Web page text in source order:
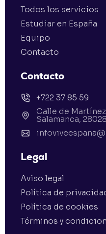
Todos los servicios
Estudiar en España
Equipo
Contacto
Contacto
+722 37 85 59
Calle de
Salamanca,
Legal
Aviso legal
Política de
Política de cookies
Términos y